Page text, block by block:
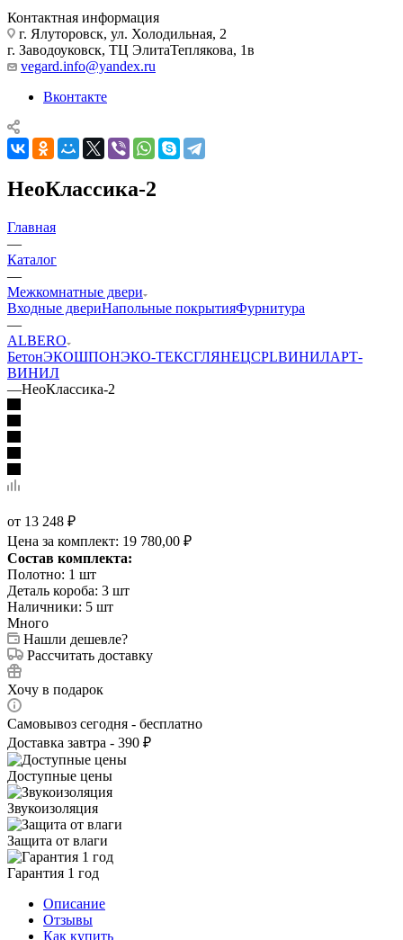
Контактная информация
г. Ялуторовск, ул. Холодильная, 2
г. Заводоуковск, ​ТЦ Элита​Теплякова, 1в
vegard.info@yandex.ru
Вконтакте
НеоКлассика-2
Главная
—
Каталог
—
Межкомнатные двери
Входные двериНапольные покрытияФурнитура
—
ALBERO
БетонЭКОШПОНЭКО-ТЕКСГЛЯНЕЦCPLВИНИЛАРТ-
ВИНИЛ
—НеоКлассика-2
от 13 248 ₽
Цена за комплект: 19 780,00 ₽
Состав комплекта:
Полотно: 1 шт
Деталь короба: 3 шт
Наличники: 5 шт
Много
Нашли дешевле?
Рассчитать доставку
Хочу в подарок
Самовывоз сегодня - бесплатно
Доставка завтра - 390 ₽
Доступные цены
Звукоизоляция
Защита от влаги
Гарантия 1 год
Описание
Отзывы
Как купить